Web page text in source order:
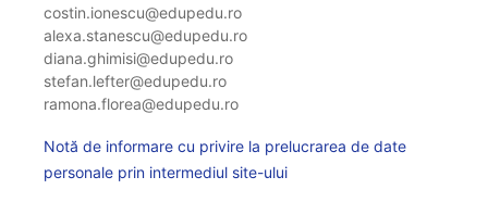
costin.ionescu@edupedu.ro
alexa.stanescu@edupedu.ro
diana.ghimisi@edupedu.ro
stefan.lefter@edupedu.ro
ramona.florea@edupedu.ro
Notă de informare cu privire la prelucrarea de date
personale prin intermediul site-ului